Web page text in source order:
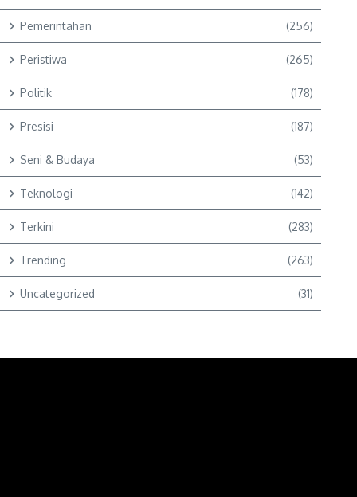
Pemerintahan (256)
Peristiwa (265)
Politik (178)
Presisi (187)
Seni & Budaya (53)
Teknologi (142)
Terkini (283)
Trending (263)
Uncategorized (31)